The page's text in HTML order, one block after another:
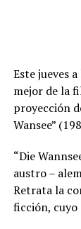
Este jueves
mejor de la
proyección
Wansee”
“Die
austro –
Retrata la
ficción, cuyo